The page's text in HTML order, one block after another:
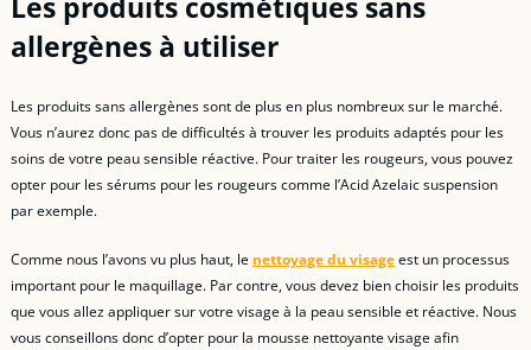
Les produits cosmétiques sans
allergènes à utiliser
Les produits sans allergènes sont de plus en plus nombreux sur le marché.
Vous n’aurez donc pas de difficultés à trouver les produits adaptés pour les
soins de votre peau sensible réactive. Pour traiter les rougeurs, vous pouvez
opter pour les sérums pour les rougeurs comme l’Acid Azelaic suspension
par exemple.
Comme nous l’avons vu plus haut, le nettoyage du visageest un processus
important pour le maquillage. Par contre, vous devez bien choisir les produits
que vous allez appliquer sur votre visage à la peau sensible et réactive. Nous
vous conseillons donc d’opter pour la mousse nettoyante visage afin